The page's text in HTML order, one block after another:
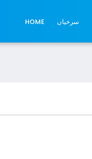
HOME سرخیاں